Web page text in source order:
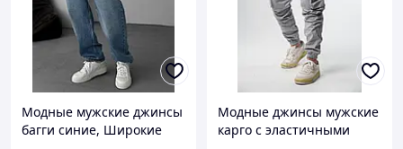
Модные мужские джинсы
багги синие, Широкие
Модные джинсы мужские
карго с эластичными